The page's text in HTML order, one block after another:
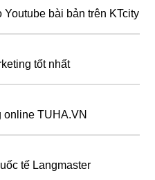
bài bản trên KTcity
tốt nhất
online TUHA.VN
tế Langmaster